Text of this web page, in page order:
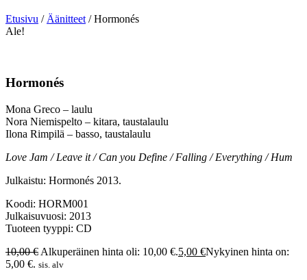
Etusivu / Äänitteet / Hormonés
Ale!
Hormonés
Mona Greco – laulu
Nora Niemispelto – kitara, taustalaulu
Ilona Rimpilä – basso, taustalaulu
Love Jam / Leave it / Can you Define / Falling / Everything / Hum
Julkaistu: Hormonés 2013.
Koodi: HORM001
Julkaisuvuosi: 2013
Tuoteen tyyppi: CD
10,00€ Alkuperäinen hinta oli: 10,00 €.5,00 €Nykyinen hinta on:
5,00 €. sis. alv